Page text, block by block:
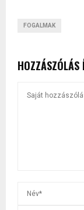
FOGALMAK
HOZZÁSZÓLÁS